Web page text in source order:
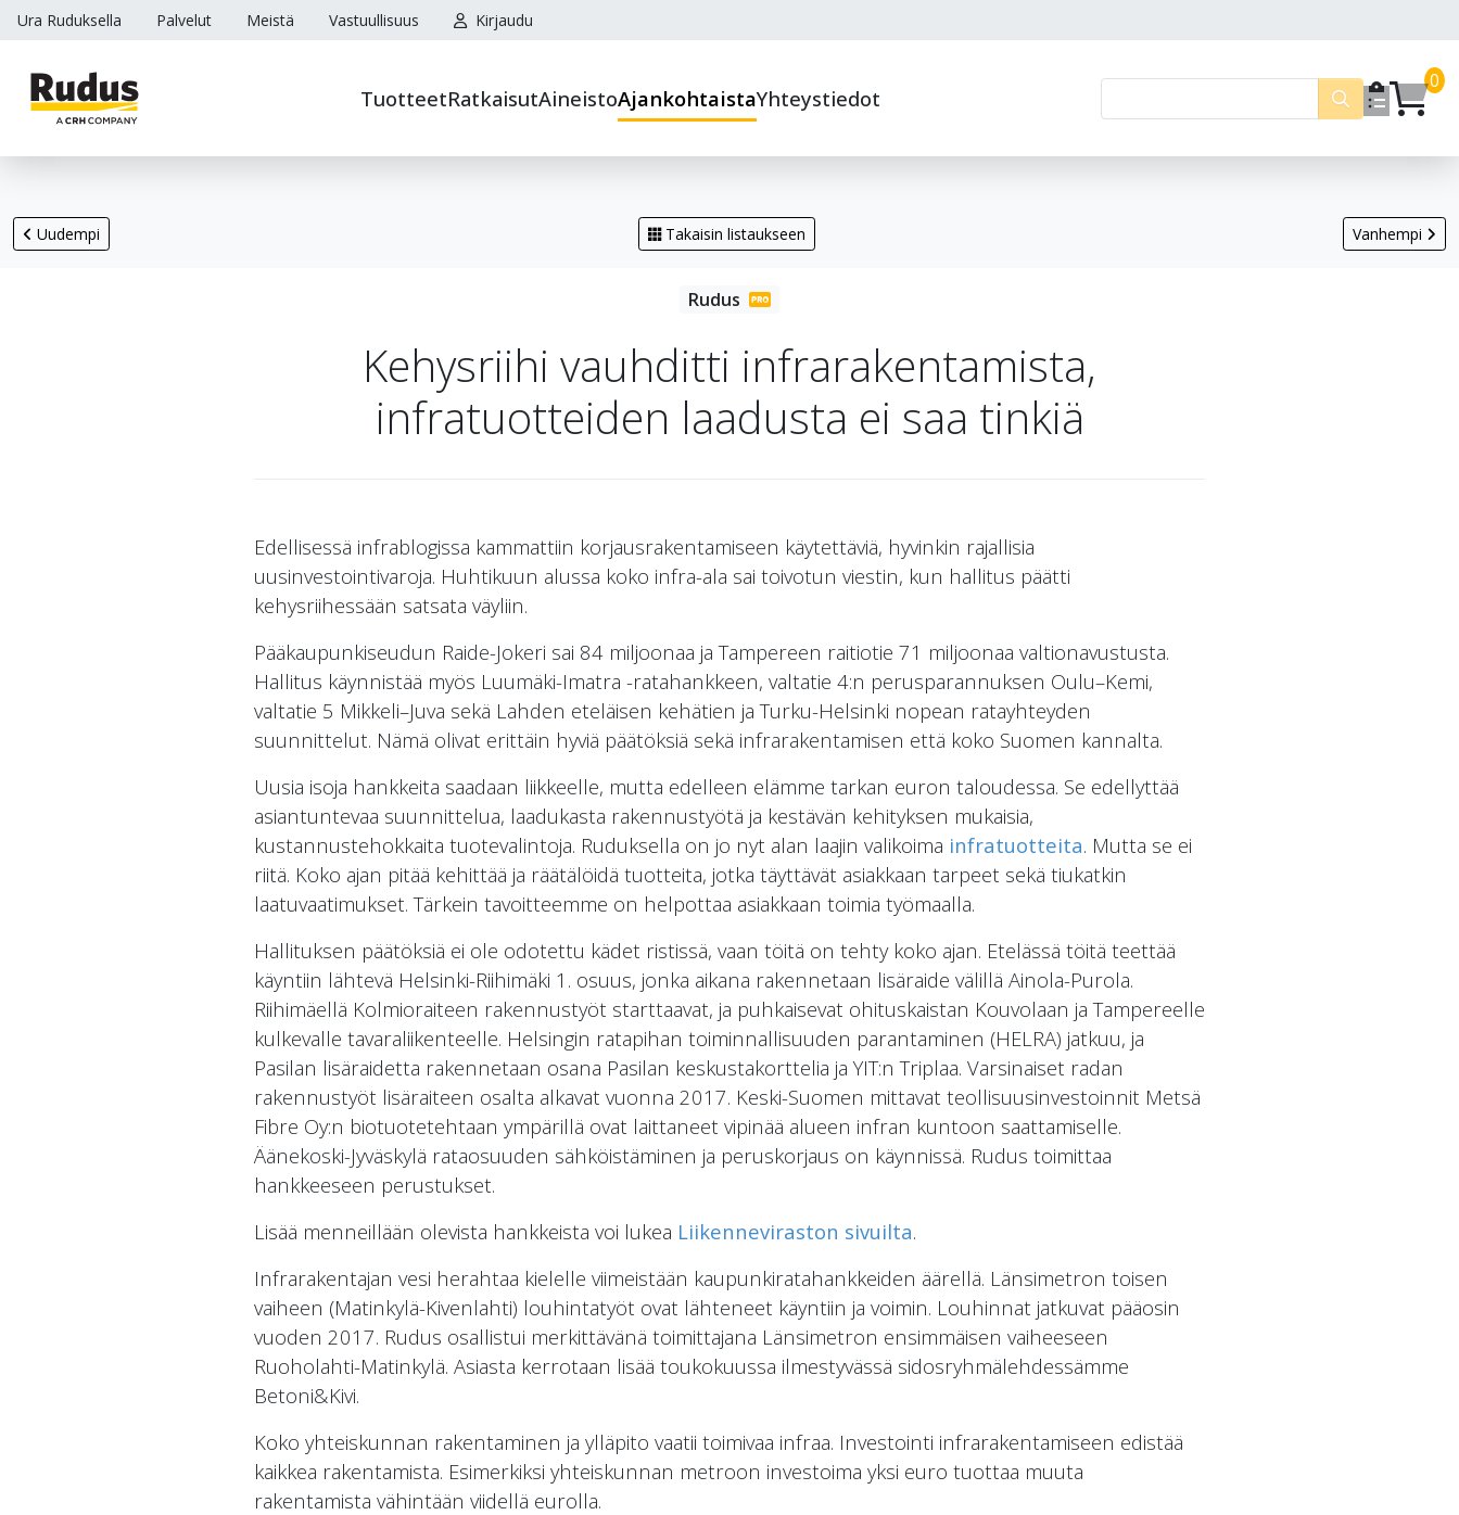
Ura Ruduksella Palvelut Meistä Vastuullisuus Kirjaudu
TuotteetRatkaisutAineistoAjankohtaistaYhteystiedot
0
Uudempi Takaisin listaukseen Vanhempi
Kehysriihi vauhditti infrarakentamista,
infratuotteiden laadusta ei saa tinkiä
Edellisessä infrablogissa kammattiin korjausrakentamiseen käytettäviä, hyvinkin rajallisia
uusinvestointivaroja. Huhtikuun alussa koko infra-ala sai toivotun viestin, kun hallitus päätti
kehysriihessään satsata väyliin.
Pääkaupunkiseudun Raide-Jokeri sai 84 miljoonaa ja Tampereen raitiotie 71 miljoonaa valtionavustusta.
Hallitus käynnistää myös Luumäki-Imatra -ratahankkeen, valtatie 4:n perusparannuksen Oulu–Kemi,
valtatie 5 Mikkeli–Juva sekä Lahden eteläisen kehätien ja Turku-Helsinki nopean ratayhteyden
suunnittelut. Nämä olivat erittäin hyviä päätöksiä sekä infrarakentamisen että koko Suomen kannalta.
Uusia isoja hankkeita saadaan liikkeelle, mutta edelleen elämme tarkan euron taloudessa. Se edellyttää
asiantuntevaa suunnittelua, laadukasta rakennustyötä ja kestävän kehityksen mukaisia,
kustannustehokkaita tuotevalintoja. Ruduksella on jo nyt alan laajin valikoima infratuotteita. Mutta se ei
riitä. Koko ajan pitää kehittää ja räätälöidä tuotteita, jotka täyttävät asiakkaan tarpeet sekä tiukatkin
laatuvaatimukset. Tärkein tavoitteemme on helpottaa asiakkaan toimia työmaalla.
Hallituksen päätöksiä ei ole odotettu kädet ristissä, vaan töitä on tehty koko ajan. Etelässä töitä teettää
käyntiin lähtevä Helsinki-Riihimäki 1. osuus, jonka aikana rakennetaan lisäraide välillä Ainola-Purola.
Riihimäellä Kolmioraiteen rakennustyöt starttaavat, ja puhkaisevat ohituskaistan Kouvolaan ja Tampereelle
kulkevalle tavaraliikenteelle. Helsingin ratapihan toiminnallisuuden parantaminen (HELRA) jatkuu, ja
Pasilan lisäraidetta rakennetaan osana Pasilan keskustakorttelia ja YIT:n Triplaa. Varsinaiset radan
rakennustyöt lisäraiteen osalta alkavat vuonna 2017. Keski-Suomen mittavat teollisuusinvestoinnit Metsä
Fibre Oy:n biotuotetehtaan ympärillä ovat laittaneet vipinää alueen infran kuntoon saattamiselle.
Äänekoski-Jyväskylä rataosuuden sähköistäminen ja peruskorjaus on käynnissä. Rudus toimittaa
hankkeeseen perustukset.
Lisää menneillään olevista hankkeista voi lukea Liikenneviraston sivuilta.
Infrarakentajan vesi herahtaa kielelle viimeistään kaupunkiratahankkeiden äärellä. Länsimetron toisen
vaiheen (Matinkylä-Kivenlahti) louhintatyöt ovat lähteneet käyntiin ja voimin. Louhinnat jatkuvat pääosin
vuoden 2017. Rudus osallistui merkittävänä toimittajana Länsimetron ensimmäisen vaiheeseen
Ruoholahti-Matinkylä. Asiasta kerrotaan lisää toukokuussa ilmestyvässä sidosryhmälehdessämme
Betoni&Kivi.
Koko yhteiskunnan rakentaminen ja ylläpito vaatii toimivaa infraa. Investointi infrarakentamiseen edistää
kaikkea rakentamista. Esimerkiksi yhteiskunnan metroon investoima yksi euro tuottaa muuta
rakentamista vähintään viidellä eurolla.